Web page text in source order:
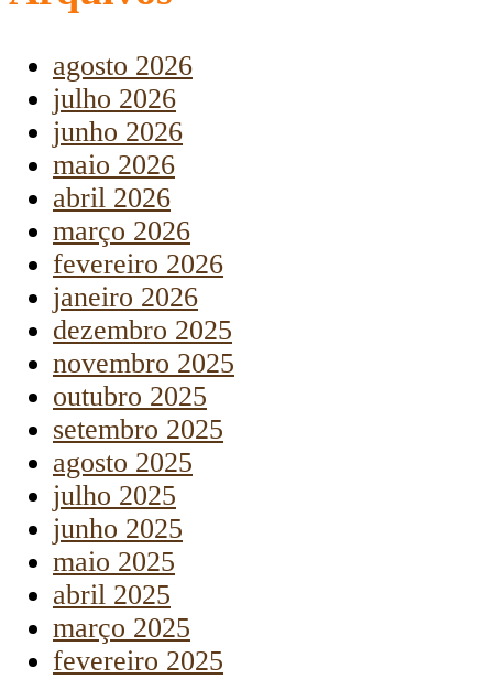
agosto 2026
julho 2026
junho 2026
maio 2026
abril 2026
março 2026
fevereiro 2026
janeiro 2026
dezembro 2025
novembro 2025
outubro 2025
setembro 2025
agosto 2025
julho 2025
junho 2025
maio 2025
abril 2025
março 2025
fevereiro 2025